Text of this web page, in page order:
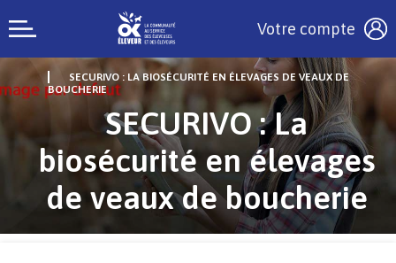
Votre compte
SECURIVO : LA BIOSÉCURITÉ EN ÉLEVAGES DE VEAUX DE
BOUCHERIE
SECURIVO : La
biosécurité en élevages
de veaux de boucherie